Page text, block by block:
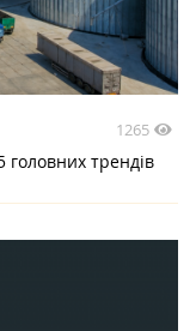
1265
трендів